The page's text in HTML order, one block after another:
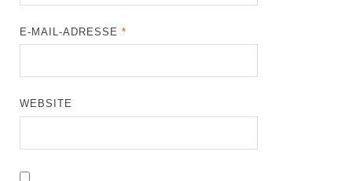
E-MAIL-ADRESSE*
WEBSITE